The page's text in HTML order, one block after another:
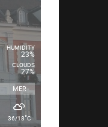
HUMIDITY
23%
CLOUDS
27%
MER
36/18°C